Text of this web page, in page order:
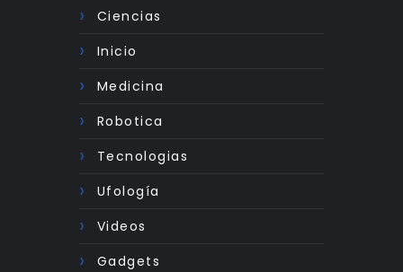
Ciencias
Inicio
Medicina
Robotica
Tecnologias
Ufología
Videos
Gadgets